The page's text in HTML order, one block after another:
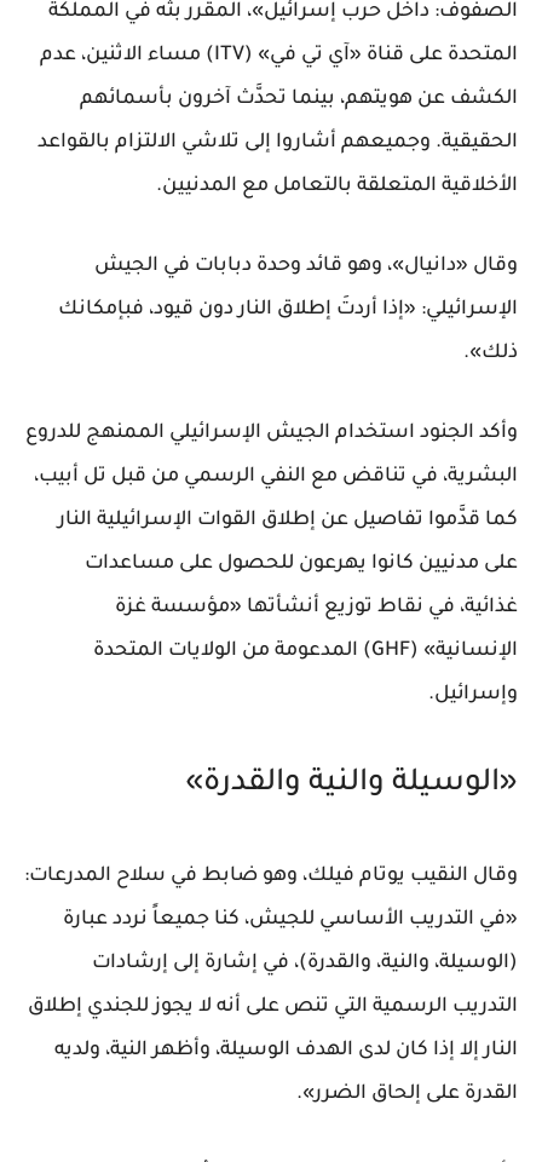
الصفوف: داخل حرب إسرائيل»، المقرر بثه في المملكة
المتحدة على قناة «آي تي في» (ITV) مساء الاثنين، عدم
الكشف عن هويتهم، بينما تحدَّث آخرون بأسمائهم
الحقيقية. وجميعهم أشاروا إلى تلاشي الالتزام بالقواعد
الأخلاقية المتعلقة بالتعامل مع المدنيين.
وقال «دانيال»، وهو قائد وحدة دبابات في الجيش
الإسرائيلي: «إذا أردتَ إطلاق النار دون قيود، فبإمكانك
ذلك».
وأكد الجنود استخدام الجيش الإسرائيلي الممنهج للدروع
البشرية، في تناقض مع النفي الرسمي من قبل تل أبيب،
كما قدَّموا تفاصيل عن إطلاق القوات الإسرائيلية النار
على مدنيين كانوا يهرعون للحصول على مساعدات
غذائية، في نقاط توزيع أنشأتها «مؤسسة غزة
الإنسانية» (GHF) المدعومة من الولايات المتحدة
وإسرائيل.
«الوسيلة والنية والقدرة»
وقال النقيب يوتام فيلك، وهو ضابط في سلاح المدرعات:
«في التدريب الأساسي للجيش، كنا جميعاً نردد عبارة
(الوسيلة، والنية، والقدرة)، في إشارة إلى إرشادات
التدريب الرسمية التي تنص على أنه لا يجوز للجندي إطلاق
النار إلا إذا كان لدى الهدف الوسيلة، وأظهر النية، ولديه
القدرة على إلحاق الضرر».